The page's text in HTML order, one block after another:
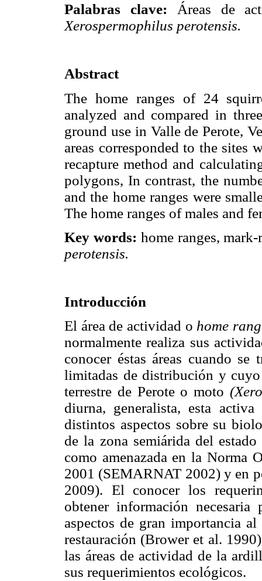
Palabras clave: Áreas de
Xerospermophilus perotensis.
Abstract
The home ranges of 24
analyzed and compared in
ground use in Valle de Perote,
areas corresponded to the sites
recapture method and
polygons, In contrast, the
and the home ranges were
The home ranges of males and
Key words: home ranges,
perotensis.
Introducción
El área de actividad o home
normalmente realiza sus
conocer éstas áreas cuando se
limitadas de distribución y
terrestre de Perote o moto
diurna, generalista, esta
distintos aspectos sobre su
de la zona semiárida del
como amenazada en la Norma
2001 (SEMARNAT 2002) y en
2009). El conocer los
obtener información
aspectos de gran importancia
restauración (Brower et al.
las áreas de actividad de la
sus requerimientos ecológicos.